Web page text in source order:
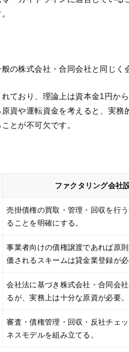
の株式会社・合同会社と同じく
ており、理論上は資本金1円か
資や運転資金を考えると、実
とが不可欠です。
ファクタリング会社
売掛債権の買取・管理・回収を行
ることを明確にする。
事業者向けの債権譲渡であれば原
価されるスキームは貸金業登録が必
会社法に基づき株式会社・合同会
るが、実務上は十分な原資が必要。
審査・債権管理・回収・反社チェ
ネスモデルを組み立てる。